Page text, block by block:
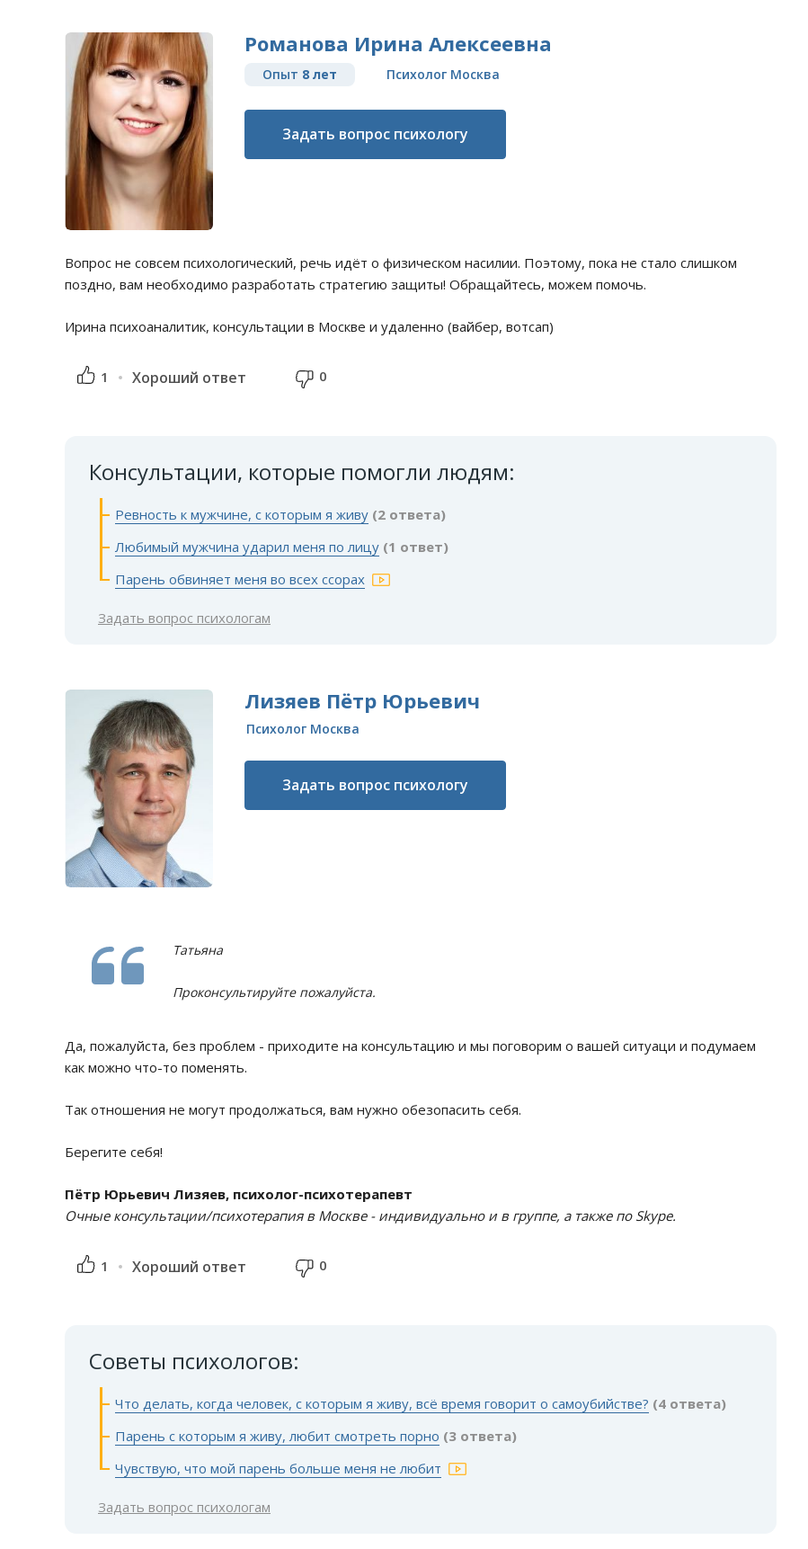
Романова Ирина Алексеевна
Опыт 8 лет Психолог Москва
Задать вопрос психологу
Вопрос не совсем психологический, речь идёт о физическом насилии. Поэтому, пока не стало слишком
поздно, вам необходимо разработать стратегию защиты! Обращайтесь, можем помочь.
Ирина психоаналитик, консультации в Москве и удаленно (вайбер, вотсап)
1 Хороший ответ 0
Консультации, которые помогли людям:
Ревность к мужчине, с которым я живу (2 ответа)
Любимый мужчина ударил меня по лицу (1 ответ)
Парень обвиняет меня во всех ссорах
Задать вопрос психологам
Лизяев Пётр Юрьевич
Психолог Москва
Задать вопрос психологу
Татьяна
Проконсультируйте пожалуйста.
Да, пожалуйста, без проблем - приходите на консультацию и мы поговорим о вашей ситуаци и подумаем
как можно что-то поменять.
Так отношения не могут продолжаться, вам нужно обезопасить себя.
Берегите себя!
Пётр Юрьевич Лизяев, психолог-психотерапевт
Очные консультации/психотерапия в Москве - индивидуально и в группе, а также по Skype.
1 Хороший ответ 0
Советы психологов:
Что делать, когда человек, с которым я живу, всё время говорит о самоубийстве? (4 ответа)
Парень с которым я живу, любит смотреть порно (3 ответа)
Чувствую, что мой парень больше меня не любит
Задать вопрос психологам